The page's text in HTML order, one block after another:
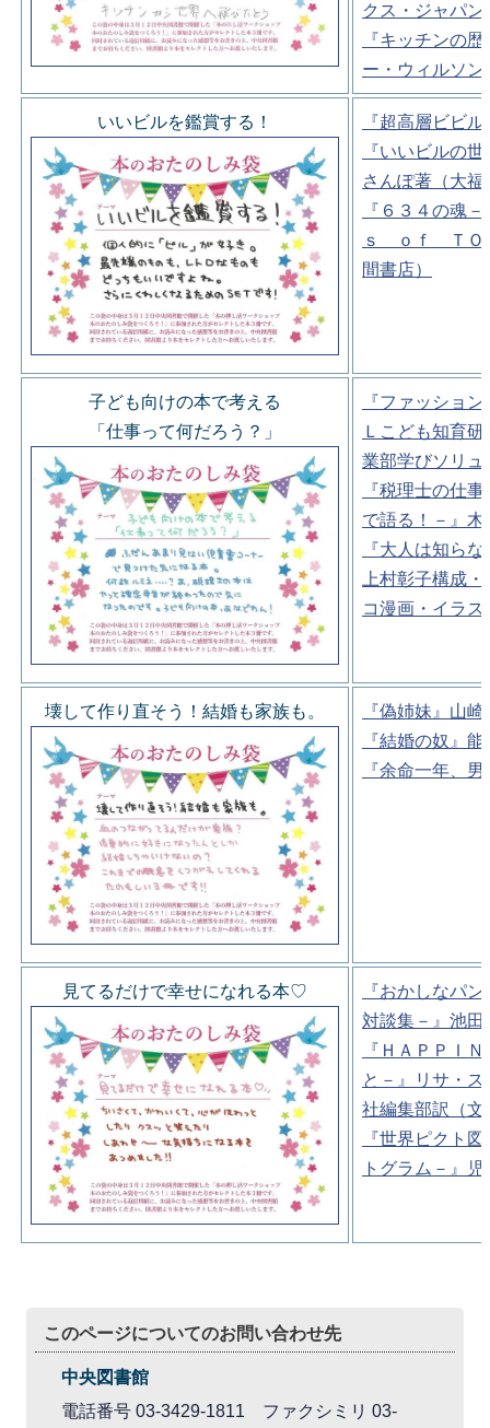
クス・ジャパン
『キッチンの
ー・ウィルソ
いいビルを鑑賞する！
『超高層ビビ
『いいビルの
さんぽ著（大福
『６３４の魂
ｓ ｏｆ ＴＯ
間書店）
子ども向けの本で考える
「仕事って何だろう？」
『ファッショ
Ｌこども知育
業部学びソリ
『税理士の仕
で語る！－』
『大人は知ら
上村彰子構成
コ漫画・イラ
壊して作り直そう！結婚も家族も。
『偽姉妹』山
『結婚の奴』
『余命一年、
見てるだけで幸せになれる本♡
『おかしなパ
対談集－』池
『ＨＡＰＰＩ
と－』リサ・
社編集部訳（文
『世界ピクト
トグラム－』
このページについてのお問い合わせ先
中央図書館
電話番号 03-3429-1811 ファクシミリ 03-